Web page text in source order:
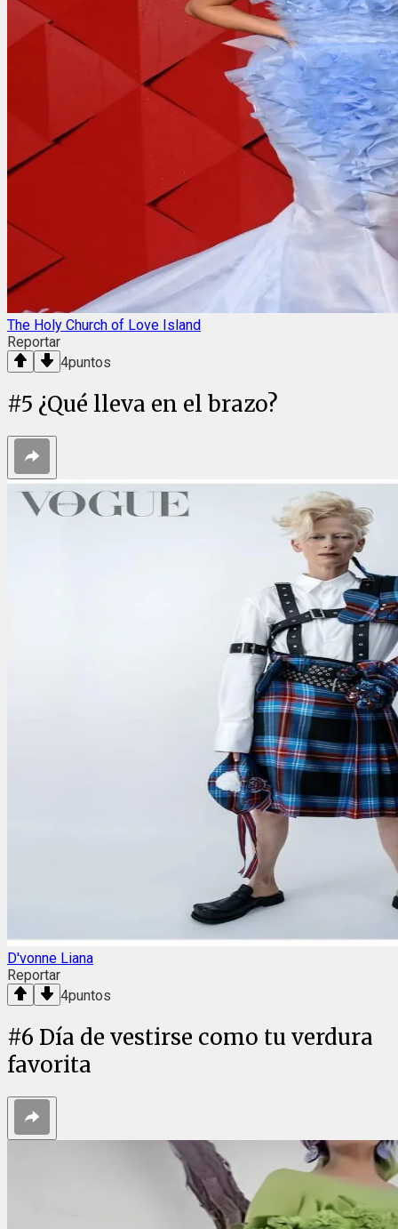
The Holy Church of Love Island
Reportar
4puntos
#5 ¿Qué lleva en el brazo?
D'vonne Liana
Reportar
4puntos
#6 Día de vestirse como tu verdura
favorita